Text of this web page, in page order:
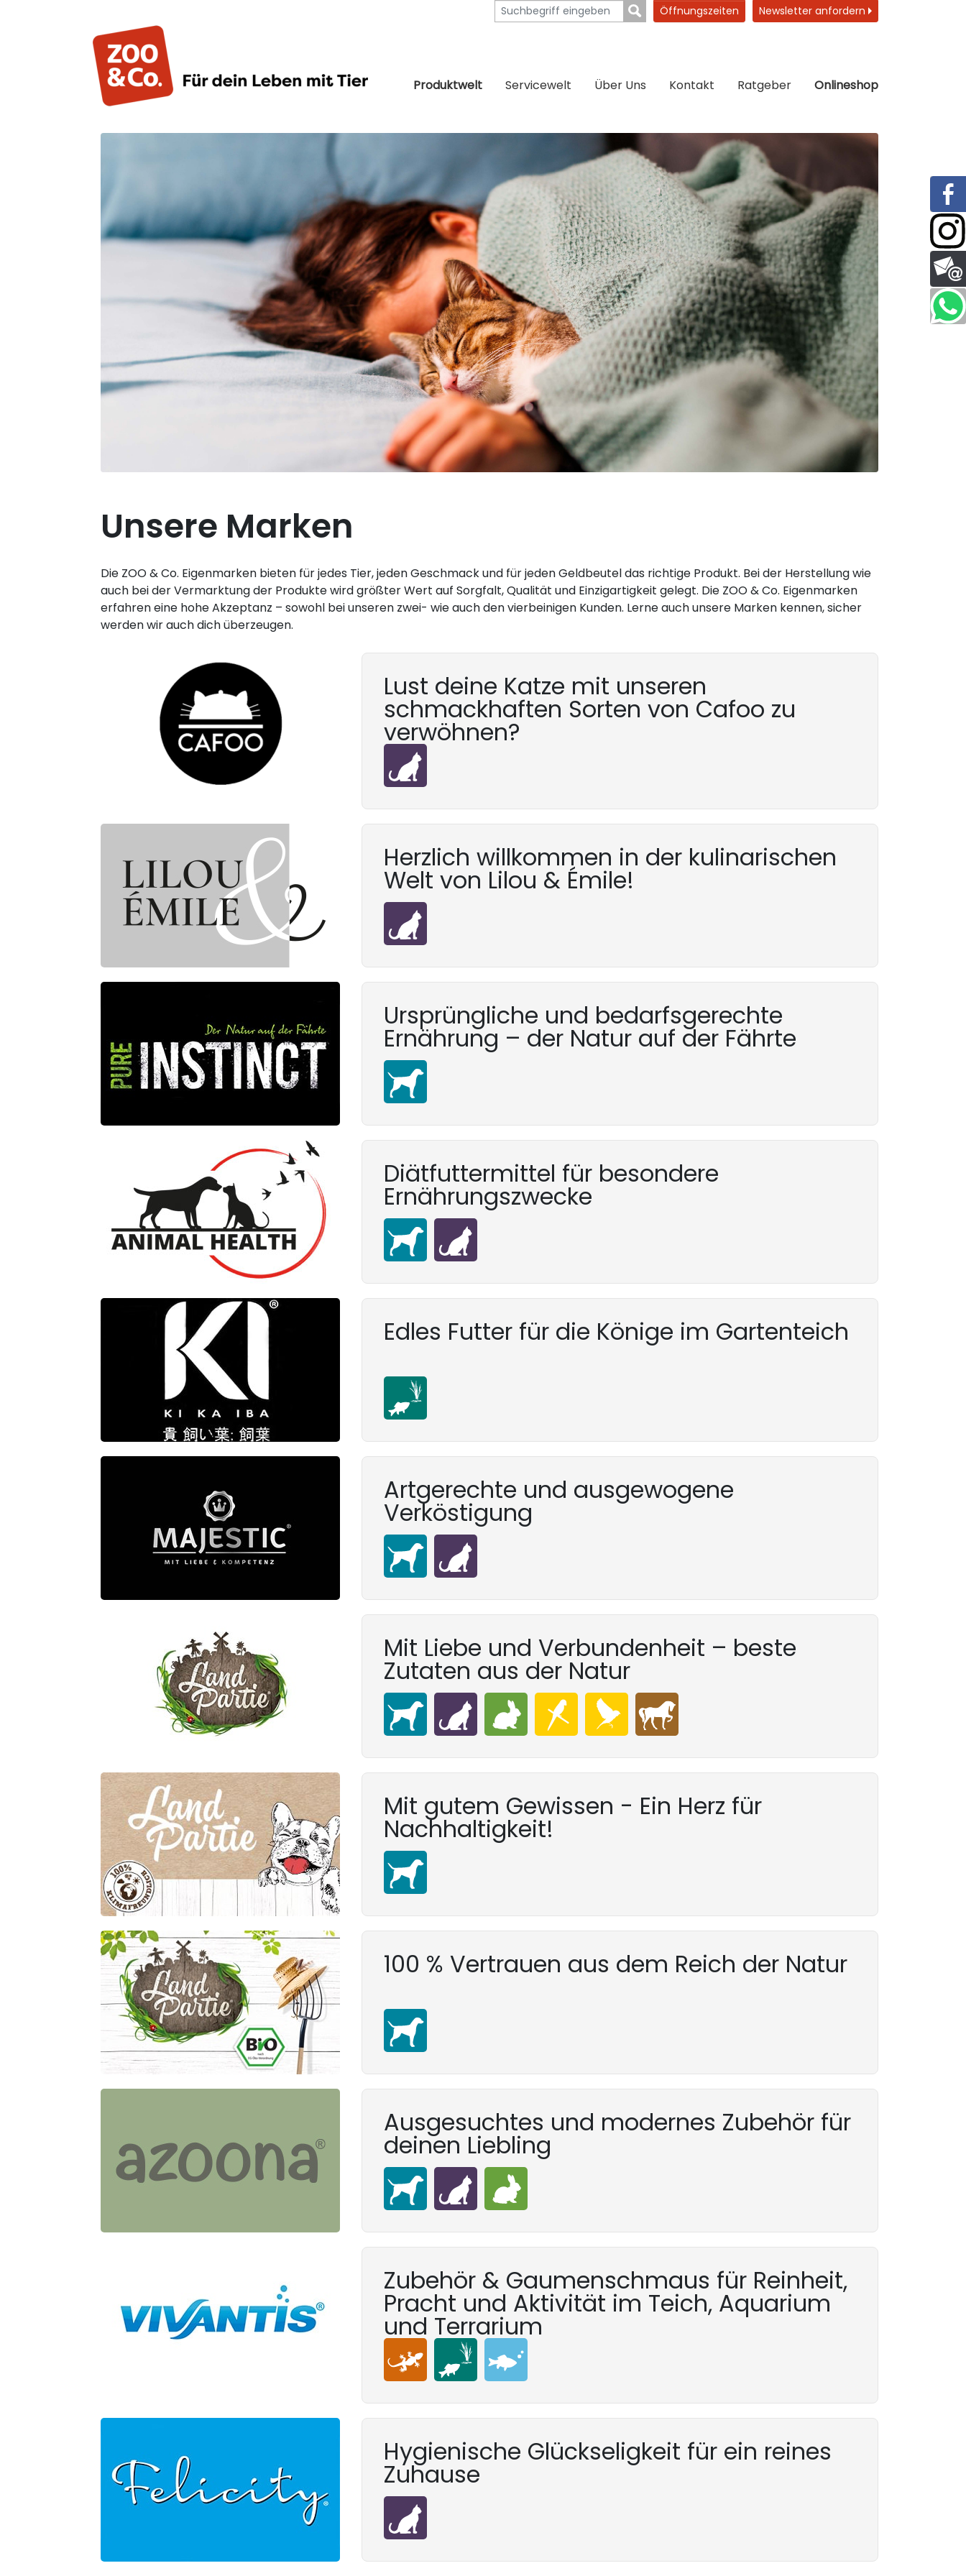
Öffnungszeiten Newsletter anfordern
Produktwelt Servicewelt Über Uns Kontakt Ratgeber Onlineshop
Unsere Marken
Die ZOO & Co. Eigenmarken bieten für jedes Tier, jeden Geschmack und für jeden Geldbeutel das richtige Produkt. Bei der Herstellung wie
auch bei der Vermarktung der Produkte wird größter Wert auf Sorgfalt, Qualität und Einzigartigkeit gelegt. Die ZOO & Co. Eigenmarken
erfahren eine hohe Akzeptanz – sowohl bei unseren zwei- wie auch den vierbeinigen Kunden. Lerne auch unsere Marken kennen, sicher
werden wir auch dich überzeugen.
Lust deine Katze mit unseren
schmackhaften Sorten von Cafoo zu
verwöhnen?
Herzlich willkommen in der kulinarischen
Welt von Lilou & Émile!
Ursprüngliche und bedarfsgerechte
Ernährung – der Natur auf der Fährte
Diätfuttermittel für besondere
Ernährungszwecke
Edles Futter für die Könige im Gartenteich
Artgerechte und ausgewogene
Verköstigung
Mit Liebe und Verbundenheit – beste
Zutaten aus der Natur
Mit gutem Gewissen - Ein Herz für
Nachhaltigkeit!
100 % Vertrauen aus dem Reich der Natur
Ausgesuchtes und modernes Zubehör für
deinen Liebling
Zubehör & Gaumenschmaus für Reinheit,
Pracht und Aktivität im Teich, Aquarium
und Terrarium
Hygienische Glückseligkeit für ein reines
Zuhause